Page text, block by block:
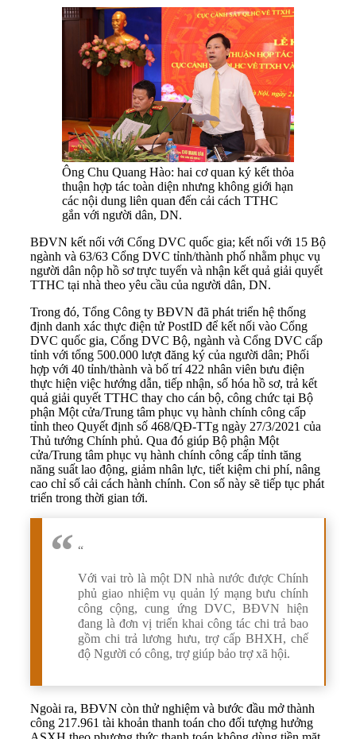
Ông Chu Quang Hào: hai cơ quan ký kết thỏa
thuận hợp tác toàn diện nhưng không giới hạn
các nội dung liên quan đến cải cách TTHC
gắn với người dân, DN.
BĐVN kết nối với Cổng DVC quốc gia; kết nối với 15 Bộ
ngành và 63/63 Cổng DVC tỉnh/thành phố nhằm phục vụ
người dân nộp hồ sơ trực tuyến và nhận kết quả giải quyết
TTHC tại nhà theo yêu cầu của người dân, DN.
Trong đó, Tổng Công ty BĐVN đã phát triển hệ thống
định danh xác thực điện tử PostID để kết nối vào Cổng
DVC quốc gia, Cổng DVC Bộ, ngành và Cổng DVC cấp
tỉnh với tổng 500.000 lượt đăng ký của người dân; Phối
hợp với 40 tỉnh/thành và bố trí 422 nhân viên bưu điện
thực hiện việc hướng dẫn, tiếp nhận, số hóa hồ sơ, trả kết
quả giải quyết TTHC thay cho cán bộ, công chức tại Bộ
phận Một cửa/Trung tâm phục vụ hành chính công cấp
tỉnh theo Quyết định số 468/QĐ-TTg ngày 27/3/2021 của
Thủ tướng Chính phủ. Qua đó giúp Bộ phận Một
cửa/Trung tâm phục vụ hành chính công cấp tỉnh tăng
năng suất lao động, giảm nhân lực, tiết kiệm chi phí, nâng
cao chỉ số cải cách hành chính. Con số này sẽ tiếp tục phát
triển trong thời gian tới.
“
Với vai trò là một DN nhà nước được Chính
phủ giao nhiệm vụ quản lý mạng bưu chính
công cộng, cung ứng DVC, BĐVN hiện
đang là đơn vị triển khai công tác chi trả bao
gồm chi trả lương hưu, trợ cấp BHXH, chế
độ Người có công, trợ giúp bảo trợ xã hội.
Ngoài ra, BĐVN còn thử nghiệm và bước đầu mở thành
công 217.961 tài khoản thanh toán cho đối tượng hưởng